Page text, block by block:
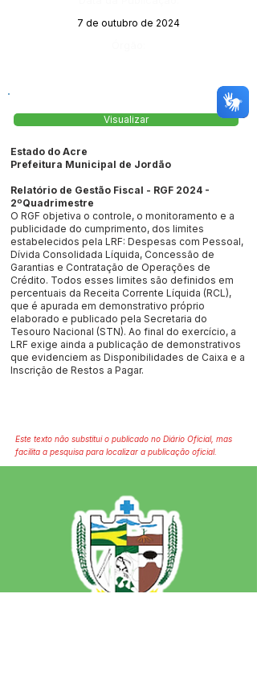
7 de outubro de 2024
Visualizar
Estado do Acre
Prefeitura Municipal de Jordão
Relatório de Gestão Fiscal - RGF 2024 -
2ºQuadrimestre
O RGF objetiva o controle, o monitoramento e a
publicidade do cumprimento, dos limites
estabelecidos pela LRF: Despesas com Pessoal,
Dívida Consolidada Líquida, Concessão de
Garantias e Contratação de Operações de
Crédito. Todos esses limites são definidos em
percentuais da Receita Corrente Líquida (RCL),
que é apurada em demonstrativo próprio
elaborado e publicado pela Secretaria do
Tesouro Nacional (STN). Ao final do exercício, a
LRF exige ainda a publicação de demonstrativos
que evidenciem as Disponibilidades de Caixa e a
Inscrição de Restos a Pagar.
Este texto não substitui o publicado no Diário Oficial, mas
facilita a pesquisa para localizar a publicação oficial.